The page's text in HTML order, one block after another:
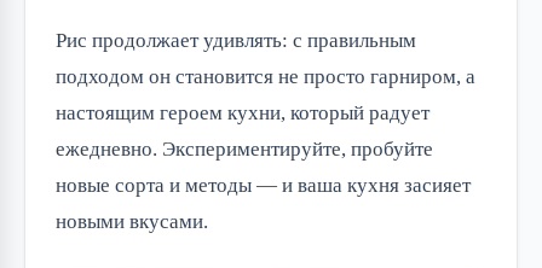
Рис продолжает удивлять: с правильным
подходом он становится не просто гарниром, а
настоящим героем кухни, который радует
ежедневно. Экспериментируйте, пробуйте
новые сорта и методы — и ваша кухня засияет
новыми вкусами.